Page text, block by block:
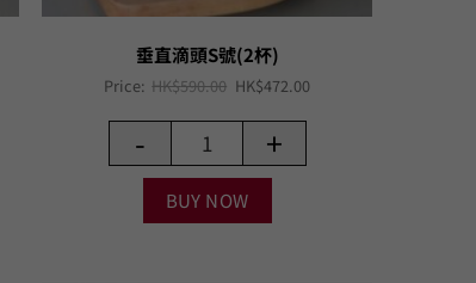
垂直滴頭S號(2杯)
Price: HK$590.00 Original
was:
HK$590.00.
HK$472.00Current
- +
BUY NOW